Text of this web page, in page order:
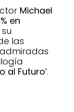
Michael
en
las
al Futuro’.